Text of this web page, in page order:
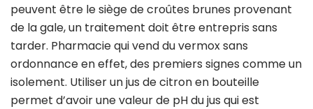
peuvent être le siège de croûtes brunes provenant
de la gale, un traitement doit être entrepris sans
tarder. Pharmacie qui vend du vermox sans
ordonnance en effet, des premiers signes comme un
isolement. Utiliser un jus de citron en bouteille
permet d’avoir une valeur de pH du jus qui est